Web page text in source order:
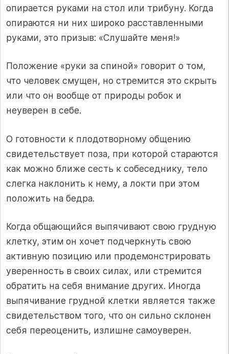
опирается руками на стол или трибуну. Когда
опираются ни них широко расставленными
руками, это призыв: «Слушайте меня!»
Положение «руки за спиной» говорит о том,
что человек смущен, но стремится это скрыть
или что он вообще от природы робок и
неуверен в себе.
О готовности к плодотворному общению
свидетельствует поза, при которой стараются
как можно ближе сесть к собеседнику, тело
слегка наклонить к нему, а локти при этом
положить на бедра.
Когда общающийся выпячивают свою грудную
клетку, этим он хочет подчеркнуть свою
активную позицию или продемонстрировать
уверенность в своих силах, или стремится
обратить на себя внимание других. Иногда
выпячивание грудной клетки является также
свидетельством того, что он сильно склонен
себя переоценить, излишне самоуверен.